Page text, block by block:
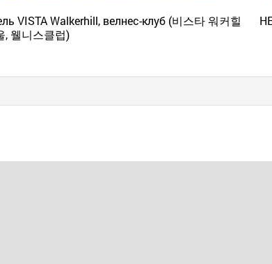
VISTA Walkerhill, велнес-клуб (비스타 워커힐
, 웰니스클럽)